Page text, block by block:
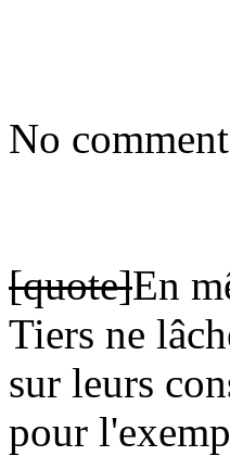
No
[quote]En
Tiers ne
sur leurs
pour